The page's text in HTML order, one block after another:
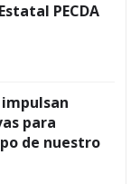
PECDA
para
de nuestro